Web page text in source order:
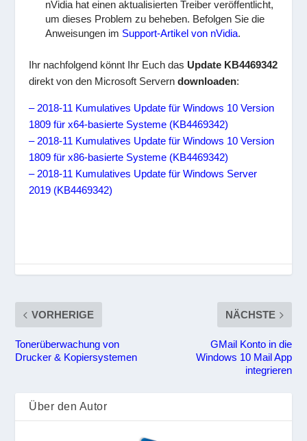
nVidia hat einen aktualisierten Treiber veröffentlicht,
um dieses Problem zu beheben. Befolgen Sie die
Anweisungen im Support-Artikel von nVidia.
Ihr nachfolgend könnt Ihr Euch das Update KB4469342
direkt von den Microsoft Serverndownloaden:
– 2018-11 Kumulatives Update für Windows 10 Version
1809 für x64-basierte Systeme (KB4469342)
– 2018-11 Kumulatives Update für Windows 10 Version
1809 für x86-basierte Systeme (KB4469342)
– 2018-11 Kumulatives Update für Windows Server
2019 (KB4469342)
VORHERIGE
Tonerüberwachung von
Drucker & Kopiersystemen
NÄCHSTE
GMail Konto in die
Windows 10 Mail App
integrieren
Über den Autor